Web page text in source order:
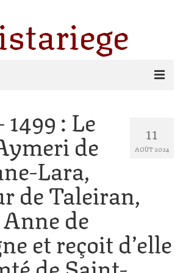
forêt et pastoralisme
de Saint Sernin
11
AOÛT 2024
: Le
de
Lara,
de Taleiran,
de
et reçoit d’elle